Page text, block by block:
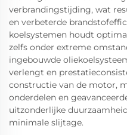
verbrandingstijding, wat
en verbeterde
koelsystemen houdt
zelfs onder extreme
ingebouwde
verlengt en
constructie van de motor,
onderdelen en
uitzonderlijke
minimale slijtage.